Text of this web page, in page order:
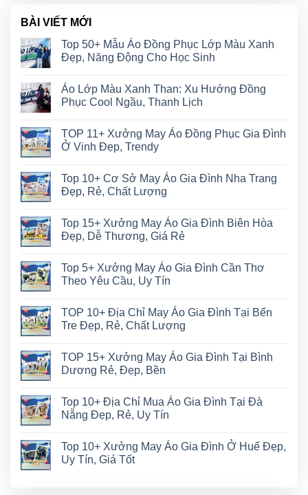
BÀI VIẾT MỚI
Top 50+ Mẫu Áo Đồng Phục Lớp Màu Xanh
Đẹp, Năng Động Cho Học Sinh
Áo Lớp Màu Xanh Than: Xu Hướng Đồng
Phục Cool Ngầu, Thanh Lịch
TOP 11+ Xưởng May Áo Đồng Phục Gia Đình
Ở Vinh Đẹp, Trendy
Top 10+ Cơ Sở May Áo Gia Đình Nha Trang
Đẹp, Rẻ, Chất Lượng
Top 15+ Xưởng May Áo Gia Đình Biên Hòa
Đẹp, Dễ Thương, Giá Rẻ
Top 5+ Xưởng May Áo Gia Đình Cần Thơ
Theo Yêu Cầu, Uy Tín
TOP 10+ Địa Chỉ May Áo Gia Đình Tại Bến
Tre Đẹp, Rẻ, Chất Lượng
TOP 15+ Xưởng May Áo Gia Đình Tại Bình
Dương Rẻ, Đẹp, Bền
Top 10+ Địa Chỉ Mua Áo Gia Đình Tại Đà
Nẵng Đẹp, Rẻ, Uy Tín
Top 10+ Xưởng May Áo Gia Đình Ở Huế Đẹp,
Uy Tín, Giá Tốt